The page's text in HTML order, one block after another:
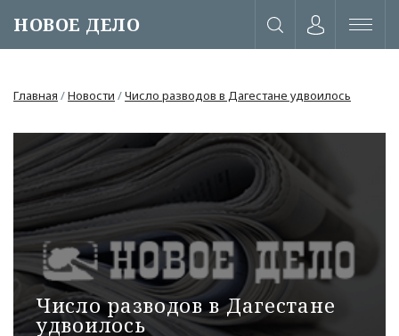
НОВОЕ ДЕЛО
Главная /Новости /Число разводов в Дагестане удвоилось
Число разводов в Дагестане
удвоилось